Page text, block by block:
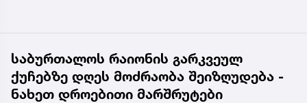
საბურთალოს რაიონის გარკვეულ
ქუჩებზე დღეს მოძრაობა შეიზღუდება -
ნახეთ დროებითი მარშრუტები